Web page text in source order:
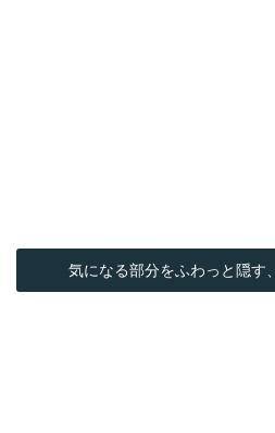
気になる部分をふわっと隠す